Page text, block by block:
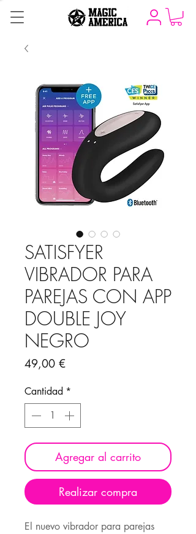
SATISFYER
VIBRADOR PARA
PAREJAS CON APP
DOUBLE JOY
NEGRO
49,00 €Precio
Cantidad *
Agregar al carrito
Realizar compra
El nuevo vibrador para parejas